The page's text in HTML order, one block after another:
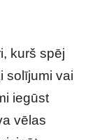
kurš spēj
solījumi vai
iegūst
vēlas